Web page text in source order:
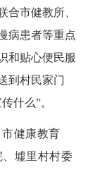
合市健教所、
病患者等重点
和贴心便民服
到村民家门
什么”。
健康教育
墟里村村委